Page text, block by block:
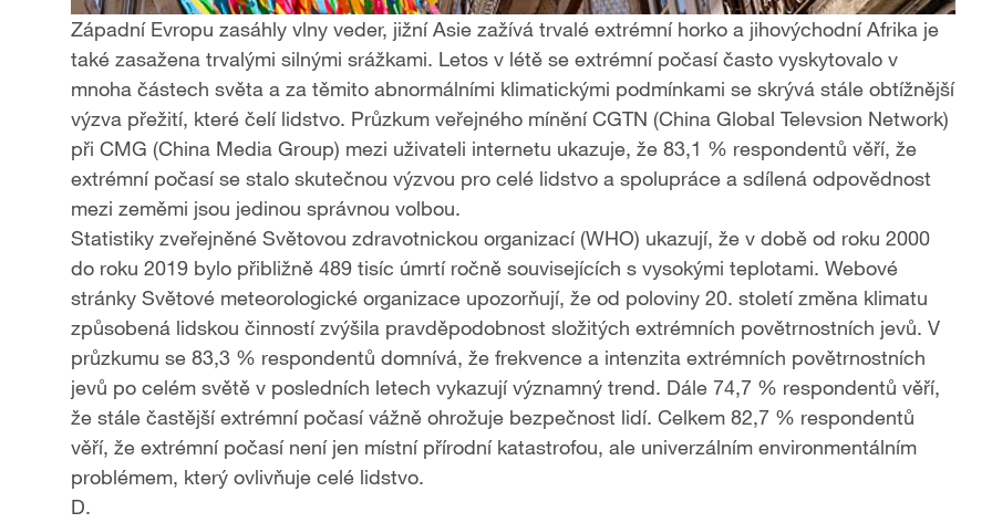
Západní Evropu zasáhly vlny veder, jižní Asie zažívá trvalé extrémní horko a jihovýchodní Afrika je
také zasažena trvalými silnými srážkami. Letos v létě se extrémní počasí často vyskytovalo v
mnoha částech světa a za těmito abnormálními klimatickými podmínkami se skrývá stále obtížnější
výzva přežití, které čelí lidstvo. Průzkum veřejného mínění CGTN (China Global Televsion Network)
při CMG (China Media Group) mezi uživateli internetu ukazuje, že 83,1 % respondentů věří, že
extrémní počasí se stalo skutečnou výzvou pro celé lidstvo a spolupráce a sdílená odpovědnost
mezi zeměmi jsou jedinou správnou volbou.
Statistiky zveřejněné Světovou zdravotnickou organizací (WHO) ukazují, že v době od roku 2000
do roku 2019 bylo přibližně 489 tisíc úmrtí ročně souvisejících s vysokými teplotami. Webové
stránky Světové meteorologické organizace upozorňují, že od poloviny 20. století změna klimatu
způsobená lidskou činností zvýšila pravděpodobnost složitých extrémních povětrnostních jevů. V
průzkumu se 83,3 % respondentů domnívá, že frekvence a intenzita extrémních povětrnostních
jevů po celém světě v posledních letech vykazují významný trend. Dále 74,7 % respondentů věří,
že stále častější extrémní počasí vážně ohrožuje bezpečnost lidí. Celkem 82,7 % respondentů
věří, že extrémní počasí není jen místní přírodní katastrofou, ale univerzálním environmentálním
problémem, který ovlivňuje celé lidstvo.
D.